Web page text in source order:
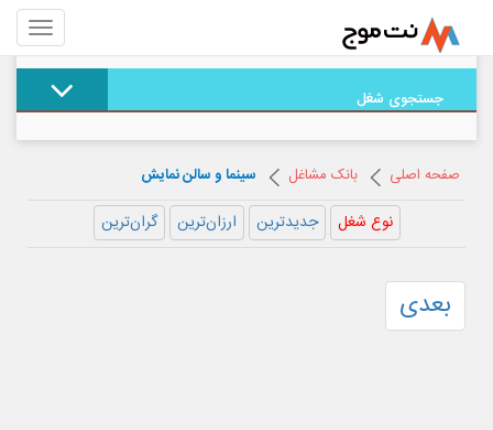
جستجوی شغل
صفحه اصلی بانک مشاغل سینما و سالن نمایش
نوع شغل جدیدترین ارزان‌ترین گران‌ترین
بعدی